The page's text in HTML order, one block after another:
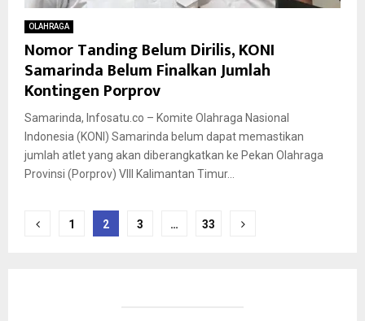
OLAHRAGA
Nomor Tanding Belum Dirilis, KONI
Samarinda Belum Finalkan Jumlah
Kontingen Porprov
Samarinda, Infosatu.co – Komite Olahraga Nasional
Indonesia (KONI) Samarinda belum dapat memastikan
jumlah atlet yang akan diberangkatkan ke Pekan Olahraga
Provinsi (Porprov) VIII Kalimantan Timur...
Paginasi
1 2 3 … 33